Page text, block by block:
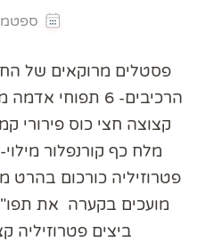
ספטמבר 7,
פסטלים מרוקאים של
קצוצה חצי כוס פירורי
מלח כף קורנפלור
פטרוזיליה כורכום בהרט
ביצים פטרוזיליה